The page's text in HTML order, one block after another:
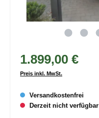
1.899,00 €
Preis inkl. MwSt.
Versandkostenfrei
Derzeit nicht verfügbar